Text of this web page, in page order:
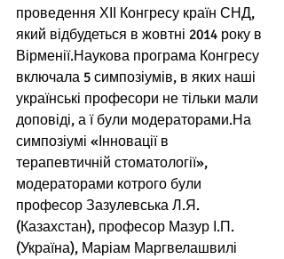
проведення ХІІ Конгресу країн СНД,
який відбудеться в жовтні 2014 року в
Вірменії.Наукова програма Конгресу
включала 5 симпозіумів, в яких наші
українські професори не тільки мали
доповіді, а ї були модераторами.На
симпозіумі «Інновації в
терапевтичній стоматології»,
модераторами котрого були
професор Зазулевська Л.Я.
(Казахстан), професор Мазур І.П.
(Україна), Маріам Маргвелашвилі